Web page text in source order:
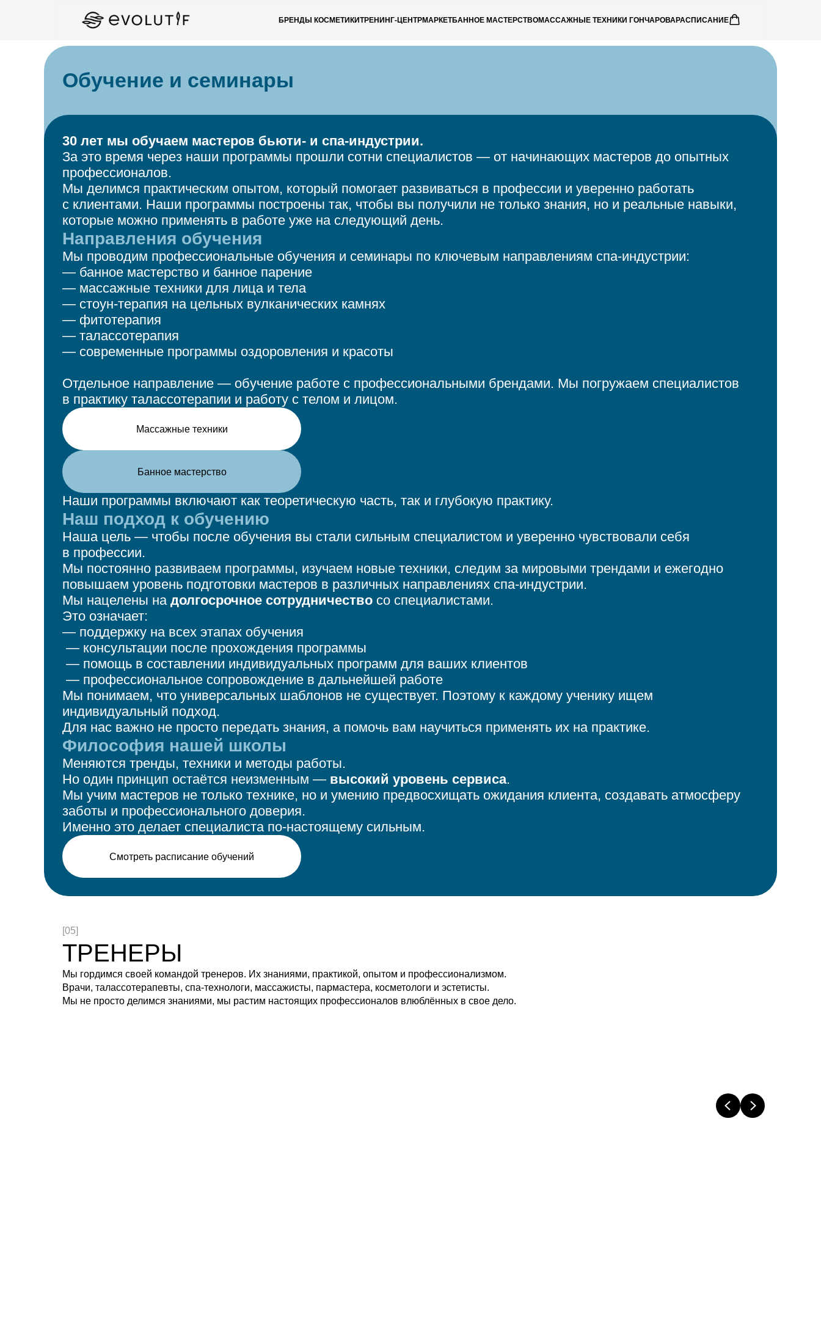
БРЕНДЫ КОСМЕТИКИТРЕНИНГ-ЦЕНТРМАРКЕТБАННОЕ МАСТЕРСТВОМАССАЖНЫЕ ТЕХНИКИ ГОНЧАРОВАРАСПИСАНИЕ
Обучение и семинары
30 лет мы обучаем мастеров бьюти- и спа-индустрии.
За это время через наши программы прошли сотни специалистов — от начинающих мастеров до опытных
профессионалов.
Мы делимся практическим опытом, который помогает развиваться в профессии и уверенно работать
с клиентами. Наши программы построены так, чтобы вы получили не только знания, но и реальные навыки,
которые можно применять в работе уже на следующий день.
Направления обучения
Мы проводим профессиональные обучения и семинары по ключевым направлениям спа-индустрии:
— банное мастерство и банное парение
— массажные техники для лица и тела
— стоун-терапия на цельных вулканических камнях
— фитотерапия
— талассотерапия
— современные программы оздоровления и красоты
Отдельное направление — обучение работе с профессиональными брендами. Мы погружаем специалистов
в практику талассотерапии и работу с телом и лицом.
Массажные техники
Банное мастерство
Наши программы включают как теоретическую часть, так и глубокую практику.
Наш подход к обучению
Наша цель — чтобы после обучения вы стали сильным специалистом и уверенно чувствовали себя
в профессии.
Мы постоянно развиваем программы, изучаем новые техники, следим за мировыми трендами и ежегодно
повышаем уровень подготовки мастеров в различных направлениях спа-индустрии.
Мы нацелены на долгосрочное сотрудничество со специалистами.
Это означает:
— поддержку на всех этапах обучения
— консультации после прохождения программы
— помощь в составлении индивидуальных программ для ваших клиентов
— профессиональное сопровождение в дальнейшей работе
Мы понимаем, что универсальных шаблонов не существует. Поэтому к каждому ученику ищем
индивидуальный подход.
Для нас важно не просто передать знания, а помочь вам научиться применять их на практике.
Философия нашей школы
Меняются тренды, техники и методы работы.
Но один принцип остаётся неизменным — высокий уровень сервиса.
Мы учим мастеров не только технике, но и умению предвосхищать ожидания клиента, создавать атмосферу
заботы и профессионального доверия.
Именно это делает специалиста по-настоящему сильным.
Смотреть расписание обучений
[05]
ТРЕНЕРЫ
Мы гордимся своей командой тренеров. Их знаниями, практикой, опытом и профессионализмом.
Врачи, талассотерапевты, спа-технологи, массажисты, пармастера, косметологи и эстетисты.
Мы не просто делимся знаниями, мы растим настоящих профессионалов влюблённых в свое дело.